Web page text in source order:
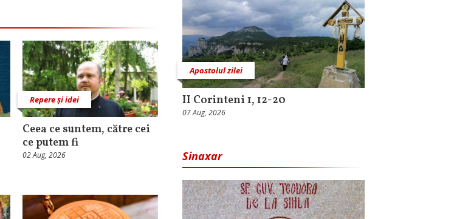
Repere și idei
Ceea ce suntem, către cei
ce putem fi
02 Aug, 2026
Apostolul zilei
II Corinteni 1, 12-20
07 Aug, 2026
Sinaxar